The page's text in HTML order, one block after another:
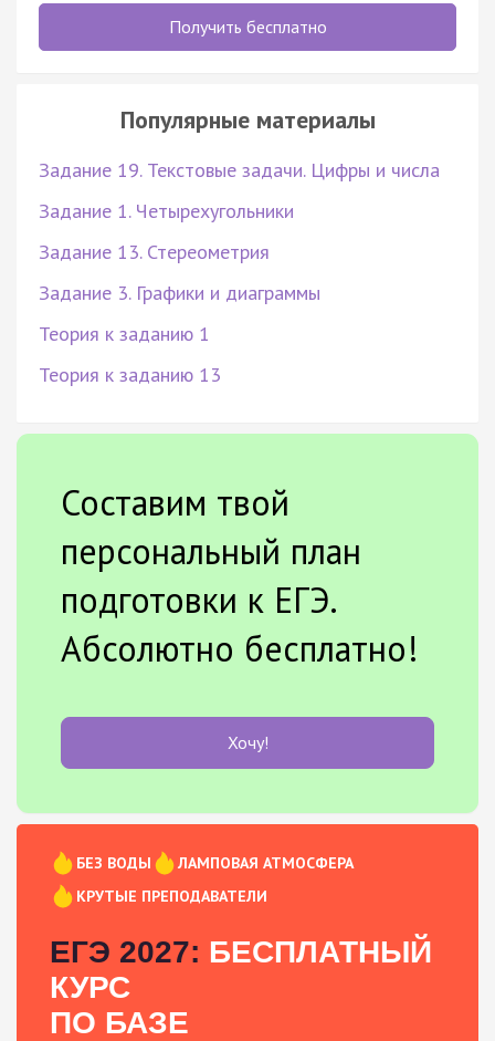
Получить бесплатно
Популярные материалы
Задание 19. Текстовые задачи. Цифры и числа
Задание 1. Четырехугольники
Задание 13. Стереометрия
Задание 3. Графики и диаграммы
Теория к заданию 1
Теория к заданию 13
Составим твой
персональный план
подготовки к ЕГЭ.
Абсолютно бесплатно!
Хочу!
БЕЗ ВОДЫ
ЛАМПОВАЯ АТМОСФЕРА
КРУТЫЕ ПРЕПОДАВАТЕЛИ
ЕГЭ 2027: БЕСПЛАТНЫЙ
КУРС
ПО БАЗЕ